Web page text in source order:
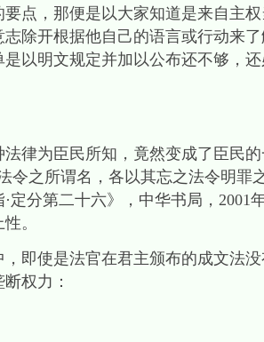
点，那便是以大家知道是来自主
除开根据他自己的语言或行动来
以明文规定并加以公布还不够，
律为臣民所知，竟然变成了臣民
令之所谓名，各以其忘之法令明
定分第二十六》，中华书局，2001
。
即使是法官在君主颁布的成文法
权力：